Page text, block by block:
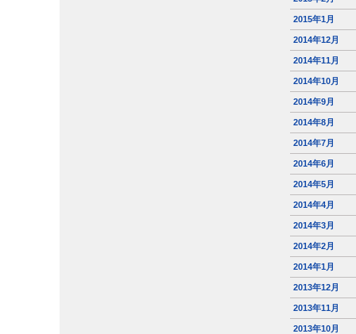
2015年1月
2014年12月
2014年11月
2014年10月
2014年9月
2014年8月
2014年7月
2014年6月
2014年5月
2014年4月
2014年3月
2014年2月
2014年1月
2013年12月
2013年11月
2013年10月